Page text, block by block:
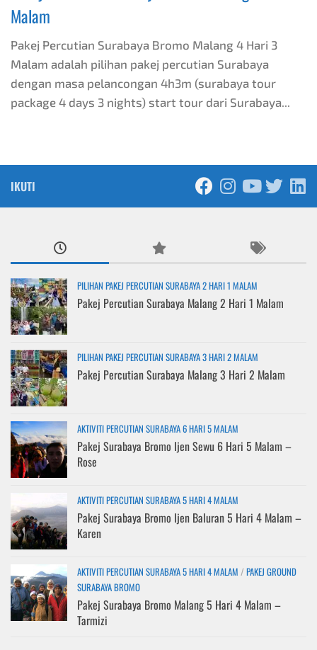
Malam
Pakej Percutian Surabaya Bromo Malang 4 Hari 3
Malam adalah pilihan pakej percutian Surabaya
dengan masa pelancongan 4h3m (surabaya tour
package 4 days 3 nights) start tour dari Surabaya...
IKUTI
PILIHAN PAKEJ PERCUTIAN SURABAYA 2 HARI 1 MALAM
Pakej Percutian Surabaya Malang 2 Hari 1 Malam
PILIHAN PAKEJ PERCUTIAN SURABAYA 3 HARI 2 MALAM
Pakej Percutian Surabaya Malang 3 Hari 2 Malam
AKTIVITI PERCUTIAN SURABAYA 6 HARI 5 MALAM
Pakej Surabaya Bromo Ijen Sewu 6 Hari 5 Malam –
Rose
AKTIVITI PERCUTIAN SURABAYA 5 HARI 4 MALAM
Pakej Surabaya Bromo Ijen Baluran 5 Hari 4 Malam –
Karen
AKTIVITI PERCUTIAN SURABAYA 5 HARI 4 MALAM / PAKEJ GROUND
SURABAYA BROMO
Pakej Surabaya Bromo Malang 5 Hari 4 Malam –
Tarmizi